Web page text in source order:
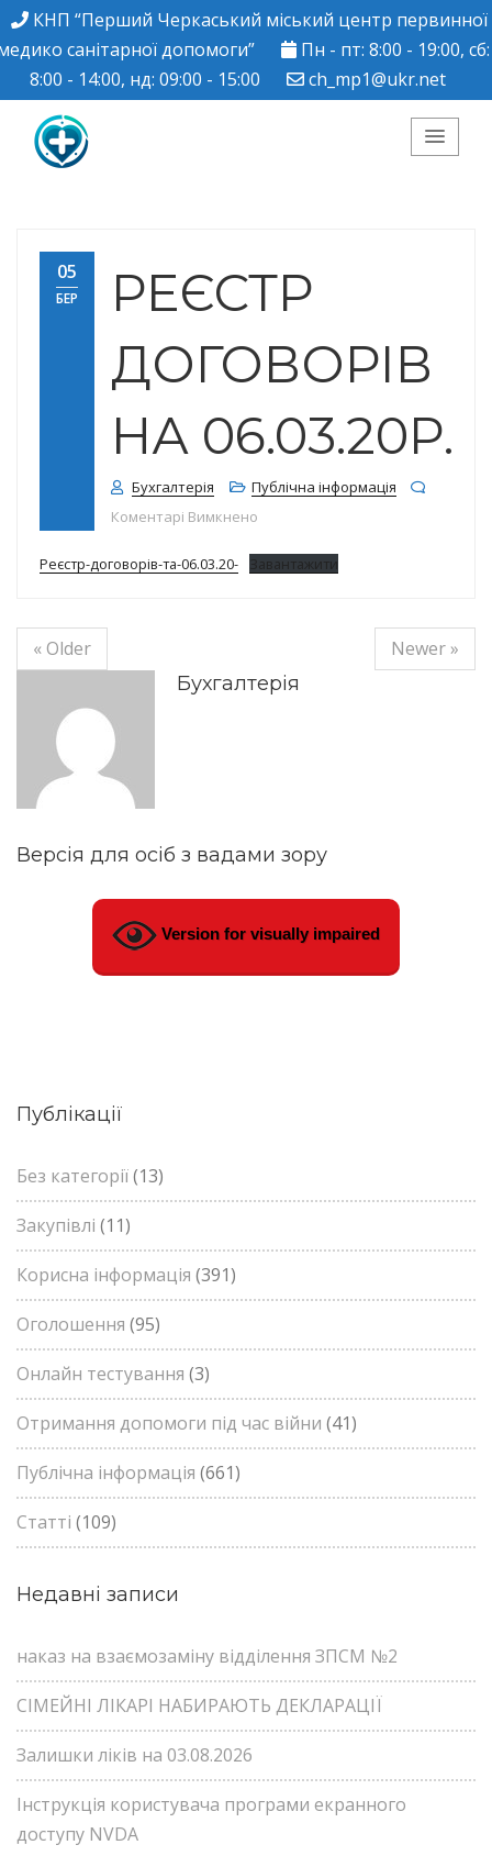
КНП “Перший Черкаський міський центр первинної
санітарної допомоги”
Пн - пт: 8:00 - 19:00, сб:
8:00 - 14:00, нд: 09:00 - 15:00
ch_mp1@ukr.net
Черкаський міський
центр ПМСД"
05
БЕР
РЕЄСТР
ДОГОВОРІВ
НА 06.03.20Р.
Бухгалтерія
Публічна інформація
Коментарі Вимкнено
Реєстр-договорів-та-06.03.20- Завантажити
« Older
Newer »
Бухгалтерія
Версія для осіб з вадами зору
Version for visually impaired
Публікації
Без категорії(13)
Закупівлі (11)
Корисна інформація (391)
Оголошення (95)
Онлайн тестування (3)
Отримання допомоги під час війни (41)
Публічна інформація (661)
Статті (109)
Недавні записи
наказ на взаємозаміну відділення ЗПСМ №2
СІМЕЙНІ ЛІКАРІ НАБИРАЮТЬ ДЕКЛАРАЦІЇ
Залишки ліків на 03.08.2026
Інструкція користувача програми екранного
доступу NVDA